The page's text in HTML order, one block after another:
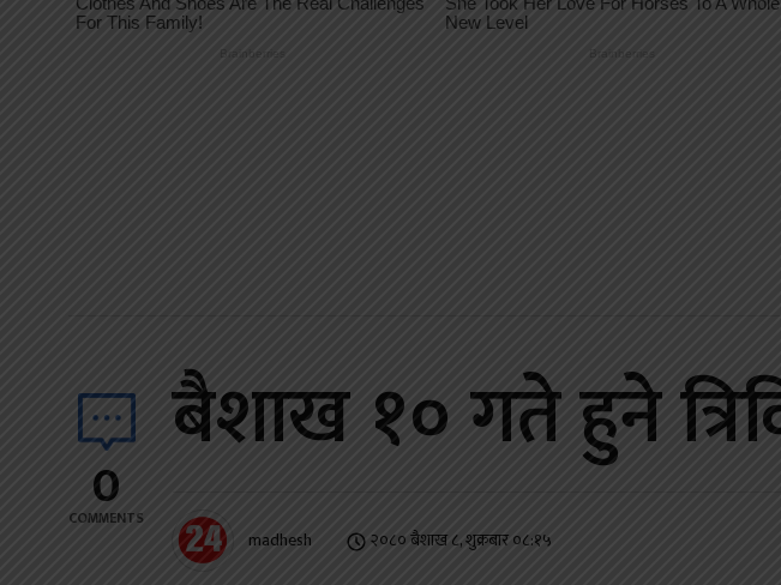
0
COMMENTS
बैशाख १० गते हुने
madhesh २०८० बैशाख ८, शुक्रबार ०८:१५